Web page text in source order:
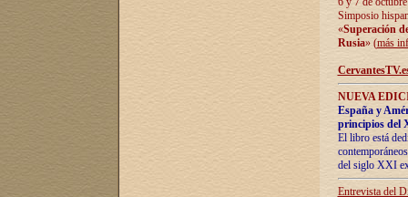
Simposio
«Superación
Rusia» (más
NUEVA
España y
principios del
El libro está
del siglo XXI
Entrevista del